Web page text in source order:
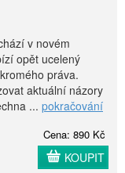
v novém
opět ucelený
práva.
aktuální názory
... pokračování
Cena: 890 Kč
KOUPIT